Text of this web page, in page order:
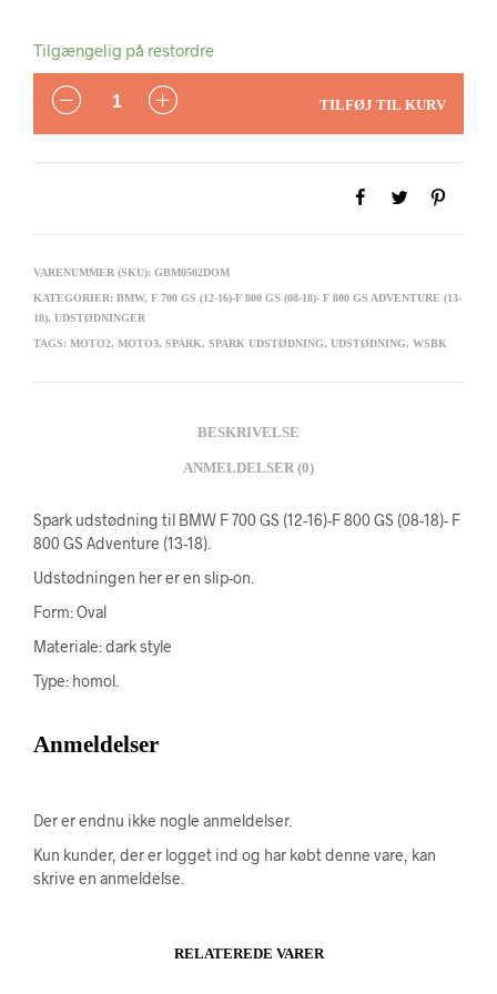
Tilgængelig på restordre
ANTAL
TILFØJ TIL KURV
VARENUMMER (SKU): GBM0502DOM
KATEGORIER: BMW, F 700 GS (12-16)-F 800 GS (08-18)- F 800 GS ADVENTURE (13-
18), UDSTØDNINGER
TAGS: MOTO2, MOTO3, SPARK, SPARK UDSTØDNING, UDSTØDNING, WSBK
BESKRIVELSE
ANMELDELSER (0)
Spark udstødning til BMW F 700 GS (12-16)-F 800 GS (08-18)- F
800 GS Adventure (13-18).
Udstødningen her er en slip-on.
Form: Oval
Materiale: dark style
Type: homol.
Anmeldelser
Der er endnu ikke nogle anmeldelser.
Kun kunder, der er logget ind og har købt denne vare, kan
skrive en anmeldelse.
RELATEREDE VARER